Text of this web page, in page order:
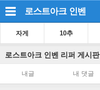
로스트아크 인벤
자게 10추
로스트아크 인벤 리퍼 게시판
내글 내 댓글